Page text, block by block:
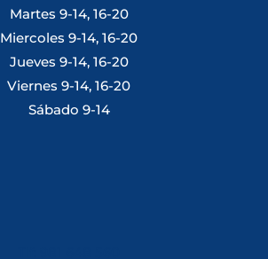
Martes 9-14, 16-20
Miercoles 9-14, 16-20
Jueves 9-14, 16-20
Viernes 9-14, 16-20
Sábado 9-14